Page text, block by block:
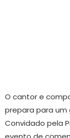
O cantor e
prepara para um
Convidado pela